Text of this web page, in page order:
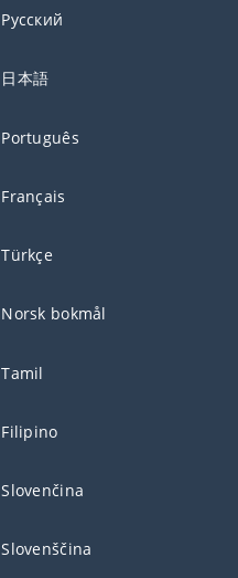
Русский
日本語
Português
Français
Türkçe
Norsk bokmål
Tamil
Filipino
Slovenčina
Slovenščina